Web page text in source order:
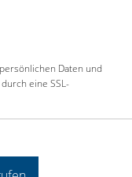
Daten und
eine SSL-